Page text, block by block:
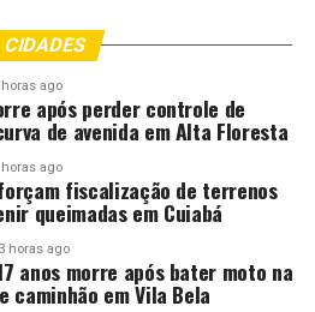
Isso é o sonho de muita
para deixar de herança
a Deus, vou pegar o meu
bairro, Lino Borges Jara
do início da segunda
muito grande, é um sonho
deposita muita confiança no
CIDADES
horas ago
após perder controle de
de avenida em Alta Floresta
ago
fiscalização de terrenos
queimadas em Cuiabá
horas ago
anos morre após bater moto na
caminhão em Vila Bela